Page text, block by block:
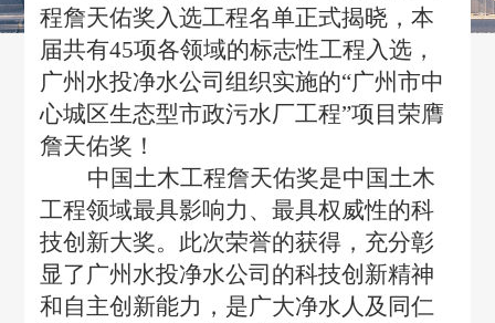
程詹天佑奖入选工程名单正式揭晓，本
届共有45项各领域的标志性工程入选，
广州水投净水公司组织实施的“广州市中
心城区生态型市政污水厂工程”项目荣膺
詹天佑奖！
中国土木工程詹天佑奖是中国土木
工程领域最具影响力、最具权威性的科
技创新大奖。此次荣誉的获得，充分彰
显了广州水投净水公司的科技创新精神
和自主创新能力，是广大净水人及同仁